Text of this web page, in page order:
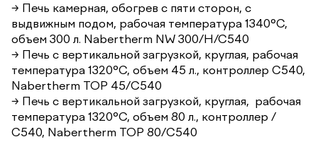
→ Печь камерная, обогрев с пяти сторон, с
выдвижным подом, рабочая температура 1340°С,
объем 300 л. Nabertherm NW 300/H/C540
→ Печь c вертикальной загрузкой, круглая, рабочая
температура 1320°С, объем 45 л., контроллер С540,
Nabertherm TOP 45/С540
→ Печь c вертикальной загрузкой, круглая, рабочая
температура 1320°С, объем 80 л., контроллер /
С540, Nabertherm TOP 80/С540